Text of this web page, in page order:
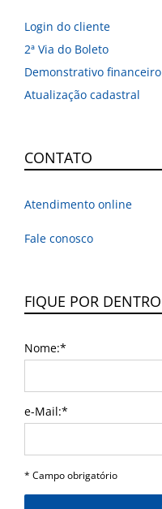
Login do cliente
2ª Via do Boleto
Demonstrativo financeiro
Atualização cadastral
CONTATO
Atendimento online
Fale conosco
FIQUE POR DENTRO
Nome:*
e-Mail:*
* Campo obrigatório